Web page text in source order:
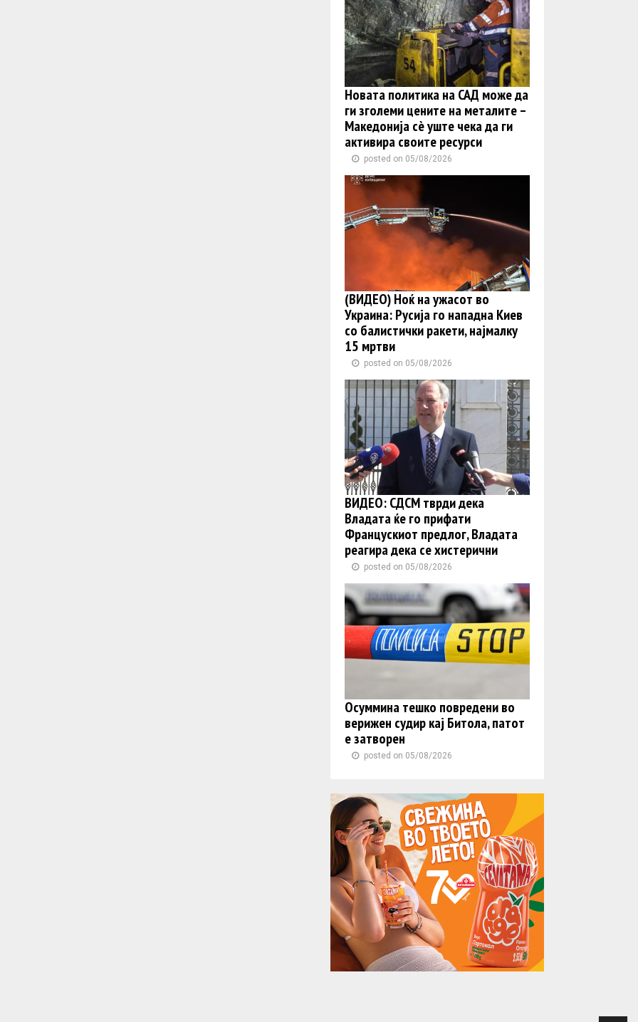
Новата политика на САД може да
ги зголеми цените на металите –
Македонија сè уште чека да ги
активира своите ресурси
posted on 05/08/2026
(ВИДЕО) Ноќ на ужасот во
Украина: Русија го нападна Киев
со балистички ракети, најмалку
15 мртви
posted on 05/08/2026
ВИДЕО: СДСМ тврди дека
Владата ќе го прифати
Францускиот предлог, Владата
реагира дека се хистерични
posted on 05/08/2026
Осуммина тешко повредени во
верижен судир кај Битола, патот
е затворен
posted on 05/08/2026